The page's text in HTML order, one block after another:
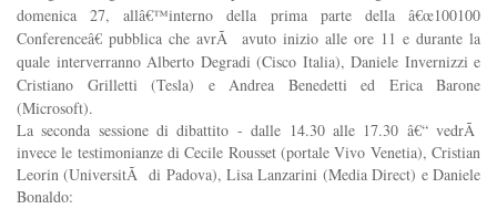
domenica 27, allâ€™interno della prima parte della â€œ100100
Conferenceâ€ pubblica che avrÃ avuto inizio alle ore 11 e durante la
quale interverranno Alberto Degradi (Cisco Italia), Daniele Invernizzi e
Cristiano Grilletti (Tesla) e Andrea Benedetti ed Erica Barone
(Microsoft).
La seconda sessione di dibattito - dalle 14.30 alle 17.30 â€“ vedrÃ
invece le testimonianze di Cecile Rousset (portale Vivo Venetia), Cristian
Leorin (UniversitÃ di Padova), Lisa Lanzarini (Media Direct) e Daniele
Bonaldo: